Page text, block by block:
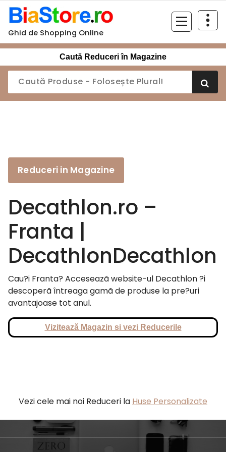
Sari
conținut
Ghid de Shopping Online
Caută Reduceri în Magazine
Reduceri in Magazine
Decathlon.ro –
Franta |
DecathlonDecathlon
Cau?i Franta? Acceseazã website-ul Decathlon ?i
descoperã întreaga gamã de produse la pre?uri
avantajoase tot anul.
Vizitează Magazin si vezi Reducerile
Vezi cele mai noi Reduceri la Huse Personalizate